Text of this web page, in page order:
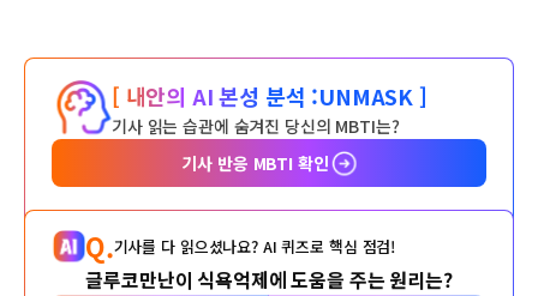
[ 내안의 AI 본성 분석 :UNMASK ]
기사 읽는 습관에 숨겨진 당신의 MBTI는?
기사 반응 MBTI 확인
Q.기사를 다 읽으셨나요? AI 퀴즈로 핵심 점검!
글루코만난이 식욕억제에 도움을 주는 원리는?